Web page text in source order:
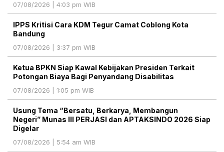
07/08/2026 | 4:03 pm WIB
IPPS Kritisi Cara KDM Tegur Camat Coblong Kota
Bandung
07/08/2026 | 3:37 pm WIB
Ketua BPKN Siap Kawal Kebijakan Presiden Terkait
Potongan Biaya Bagi Penyandang Disabilitas
07/08/2026 | 1:05 pm WIB
Usung Tema “Bersatu, Berkarya, Membangun
Negeri” Munas III PERJASI dan APTAKSINDO 2026 Siap
Digelar
07/08/2026 | 5:54 am WIB